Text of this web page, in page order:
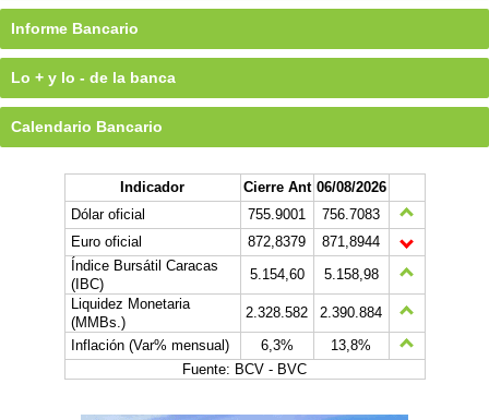
Informe Bancario
Lo + y lo - de la banca
Calendario Bancario
Indicador Cierre Ant 06/08/2026
Dólar oficial
755.9001
756.7083
Euro oficial
872,8379
871,8944
Índice Bursátil Caracas
(IBC)
5.154,60
5.158,98
Liquidez Monetaria
(MMBs.)
2.328.582
2.390.884
Inflación (Var% mensual)
6,3%
13,8%
Fuente: BCV - BVC